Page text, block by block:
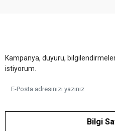
Kampanya, duyuru,
istiyorum.
Bilgi